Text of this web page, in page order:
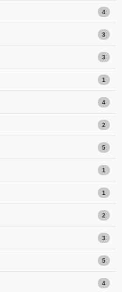
4
3
3
1
4
2
5
1
1
2
3
5
4